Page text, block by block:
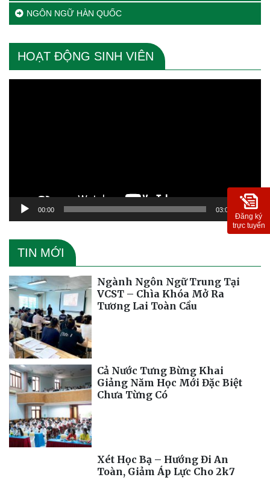
NGÔN NGỮ HÀN QUỐC
HOẠT ĐỘNG SINH VIÊN
00:00 03:09
TIN MỚI
Ngành Ngôn Ngữ Trung Tại
VCST – Chìa Khóa Mở Ra
Tương Lai Toàn Cầu
Cả Nước Tưng Bừng Khai
Giảng Năm Học Mới Đặc Biệt
Chưa Từng Có
Xét Học Bạ – Hướng Đi An
Toàn, Giảm Áp Lực Cho 2k7
Đăng ký
trực tuyến